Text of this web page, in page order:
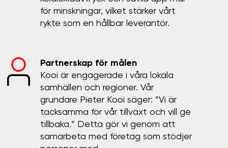
för minskningar, vilket stärker vårt
rykte som en hållbar leverantör.
Partnerskap för målen
Kooi är engagerade i våra lokala
samhällen och regioner. Vår
grundare Pieter Kooi säger: ”Vi är
tacksamma för vår tillväxt och vill ge
tillbaka.” Detta gör vi genom att
samarbeta med företag som stödjer